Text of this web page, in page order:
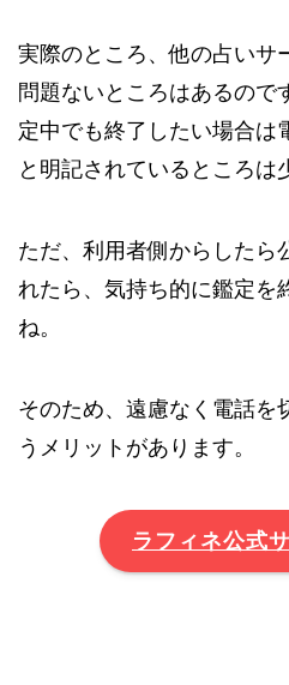
実際のところ、他の占いサ
問題ないところはあるので
定中でも終了したい場合は
と明記されているところは
ただ、利用者側からしたら
れたら、気持ち的に鑑定を
ね。
そのため、遠慮なく電話を
うメリットがあります。
ラフィネ公式